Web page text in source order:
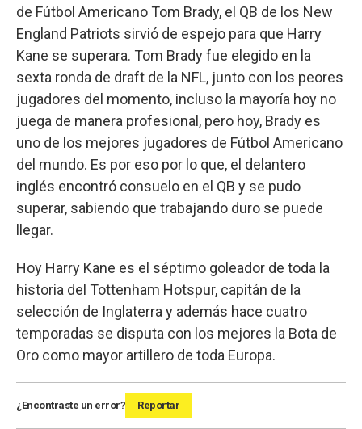
de Fútbol Americano Tom Brady, el QB de los New
England Patriots sirvió de espejo para que Harry
Kane se superara. Tom Brady fue elegido en la
sexta ronda de draft de la NFL, junto con los peores
jugadores del momento, incluso la mayoría hoy no
juega de manera profesional, pero hoy, Brady es
uno de los mejores jugadores de Fútbol Americano
del mundo. Es por eso por lo que, el delantero
inglés encontró consuelo en el QB y se pudo
superar, sabiendo que trabajando duro se puede
llegar.
Hoy Harry Kane es el séptimo goleador de toda la
historia del Tottenham Hotspur, capitán de la
selección de Inglaterra y además hace cuatro
temporadas se disputa con los mejores la Bota de
Oro como mayor artillero de toda Europa.
¿Encontraste un error? Reportar